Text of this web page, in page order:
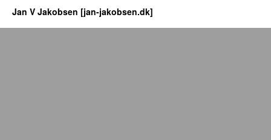
Jan V Jakobsen [jan-jakobsen.dk]